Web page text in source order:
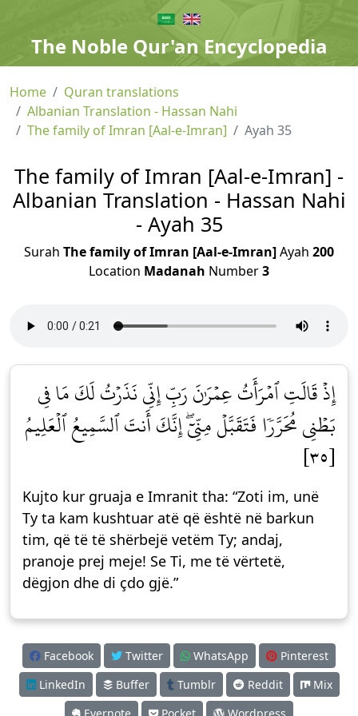
The Noble Qur'an Encyclopedia
Home
Quran translations
Albanian Translation - Hassan Nahi
The family of Imran [Aal-e-Imran]
Ayah 35
The family of Imran [Aal-e-Imran] -
Albanian Translation - Hassan Nahi
- Ayah 35
Surah The family of Imran [Aal-e-Imran]Ayah 200
Location Madanah Number3
إِذۡ قَالَتِ ٱمۡرَأَتُ عِمۡرَٰنَ رَبِّ إِنِّي نَذَرۡتُ لَكَ مَا فِي
بَطۡنِي مُحَرَّرٗا فَتَقَبَّلۡ مِنِّيٓۖ إِنَّكَ أَنتَ ٱلسَّمِيعُ ٱلۡعَلِيمُ
[٣٥]
Kujto kur gruaja e Imranit tha: “Zoti im, unë
Ty ta kam kushtuar atë që është në barkun
tim, që të të shërbejë vetëm Ty; andaj,
pranoje prej meje! Se Ti, me të vërtetë,
dëgjon dhe di çdo gjë.”
Facebook Twitter WhatsApp
Pinterest
LinkedIn
Buffer Tumblr Reddit
Mix